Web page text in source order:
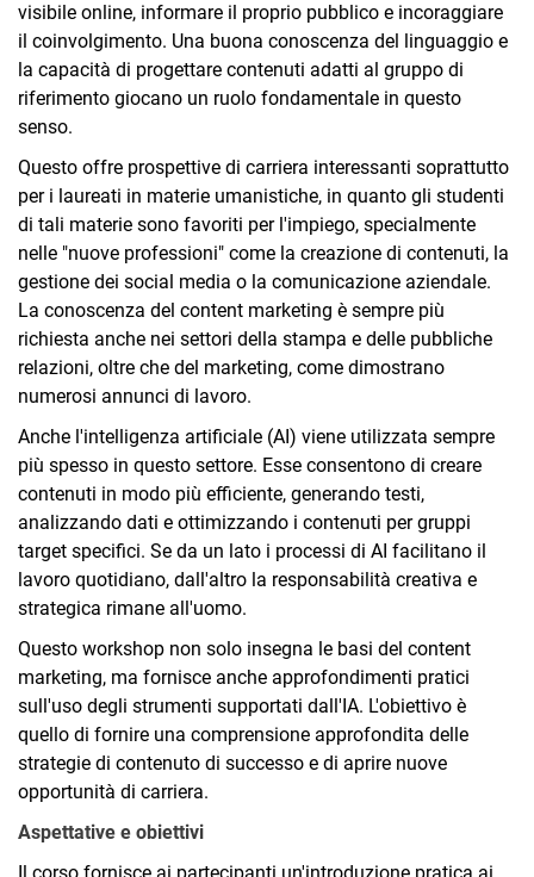
visibile online, informare il proprio pubblico e incoraggiare
il coinvolgimento. Una buona conoscenza del linguaggio e
la capacità di progettare contenuti adatti al gruppo di
riferimento giocano un ruolo fondamentale in questo
senso.
Questo offre prospettive di carriera interessanti soprattutto
per i laureati in materie umanistiche, in quanto gli studenti
di tali materie sono favoriti per l'impiego, specialmente
nelle "nuove professioni" come la creazione di contenuti, la
gestione dei social media o la comunicazione aziendale.
La conoscenza del content marketing è sempre più
richiesta anche nei settori della stampa e delle pubbliche
relazioni, oltre che del marketing, come dimostrano
numerosi annunci di lavoro.
Anche l'intelligenza artificiale (AI) viene utilizzata sempre
più spesso in questo settore. Esse consentono di creare
contenuti in modo più efficiente, generando testi,
analizzando dati e ottimizzando i contenuti per gruppi
target specifici. Se da un lato i processi di AI facilitano il
lavoro quotidiano, dall'altro la responsabilità creativa e
strategica rimane all'uomo.
Questo workshop non solo insegna le basi del content
marketing, ma fornisce anche approfondimenti pratici
sull'uso degli strumenti supportati dall'IA. L'obiettivo è
quello di fornire una comprensione approfondita delle
strategie di contenuto di successo e di aprire nuove
opportunità di carriera.
Aspettative e obiettivi